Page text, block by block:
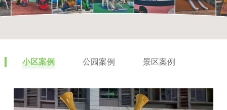
小区案例 公园案例 景区案例